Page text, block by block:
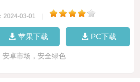
2024-03-01
苹果下载 PC下载
安卓市场，安全绿色